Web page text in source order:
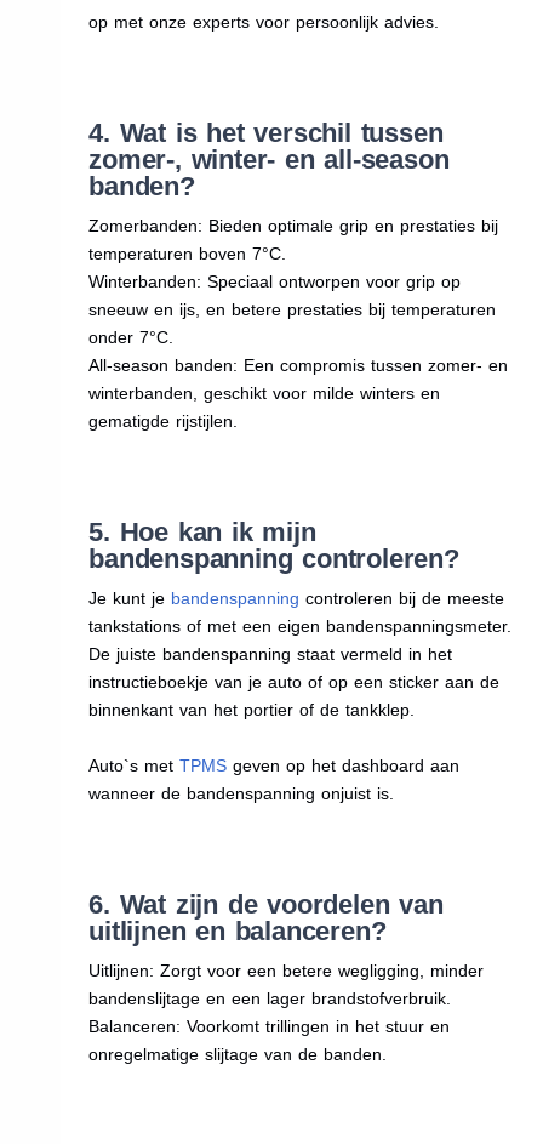
op met onze experts voor persoonlijk advies.
4. Wat is het verschil tussen
zomer-, winter- en all-season
banden?
Zomerbanden: Bieden optimale grip en prestaties bij
temperaturen boven 7°C.
Winterbanden: Speciaal ontworpen voor grip op
sneeuw en ijs, en betere prestaties bij temperaturen
onder 7°C.
All-season banden: Een compromis tussen zomer- en
winterbanden, geschikt voor milde winters en
gematigde rijstijlen.
5. Hoe kan ik mijn
bandenspanning controleren?
Je kunt je bandenspanning controleren bij de meeste
tankstations of met een eigen bandenspanningsmeter.
De juiste bandenspanning staat vermeld in het
instructieboekje van je auto of op een sticker aan de
binnenkant van het portier of de tankklep.
Auto`s metTPMS geven op het dashboard aan
wanneer de bandenspanning onjuist is.
6. Wat zijn de voordelen van
uitlijnen en balanceren?
Uitlijnen: Zorgt voor een betere wegligging, minder
bandenslijtage en een lager brandstofverbruik.
Balanceren: Voorkomt trillingen in het stuur en
onregelmatige slijtage van de banden.